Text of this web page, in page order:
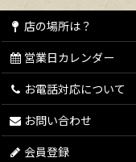
店の場所は？
営業日カレンダー
お電話対応について
お問い合わせ
会員登録